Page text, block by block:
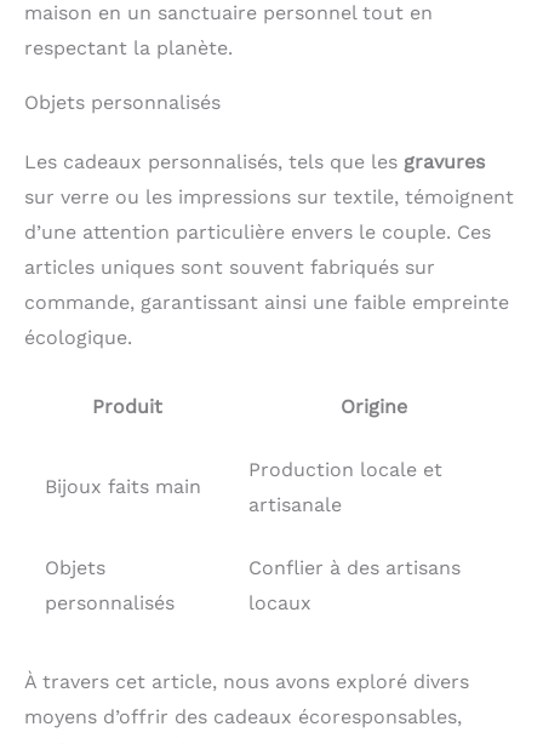
maison en un sanctuaire personnel tout en
respectant la planète.
Objets personnalisés
Les cadeaux personnalisés, tels que les gravures
sur verre ou les impressions sur textile, témoignent
d’une attention particulière envers le couple. Ces
articles uniques sont souvent fabriqués sur
commande, garantissant ainsi une faible empreinte
écologique.
Produit Origine
Bijoux faits main
Production locale et
artisanale
Objets
personnalisés
Conflier à des artisans
locaux
À travers cet article, nous avons exploré divers
moyens d’offrir des cadeaux écoresponsables,